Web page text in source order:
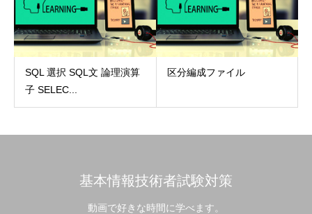
SQL 選択 SQL文 論理演算
子 SELEC...
区分編成ファイル
基本情報技術者試験対策
動画で好きな時間に学べます。